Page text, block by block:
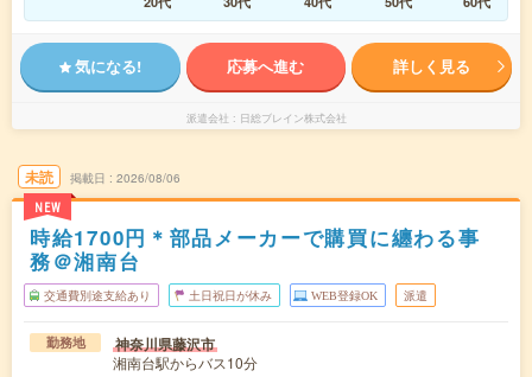
気になる! 応募へ進む 詳しく見る
派遣会社 日総ブレイン株式会社
未読
NEW
掲載日 2026/08/06
時給1700円＊部品メーカーで購買に纏わる事
務＠湘南台
交通費別途支給あり 土日祝日が休み WEB登録OK 派遣
勤務地 神奈川県藤沢市
湘南台駅からバス10分